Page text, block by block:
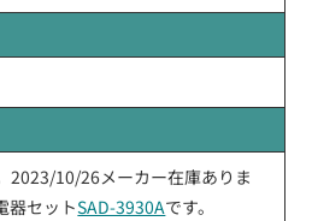
2023/10/26メーカー在庫ありま
器セットSAD-3930Aです。